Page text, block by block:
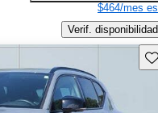
$464/mes
Verif. disponibilidad